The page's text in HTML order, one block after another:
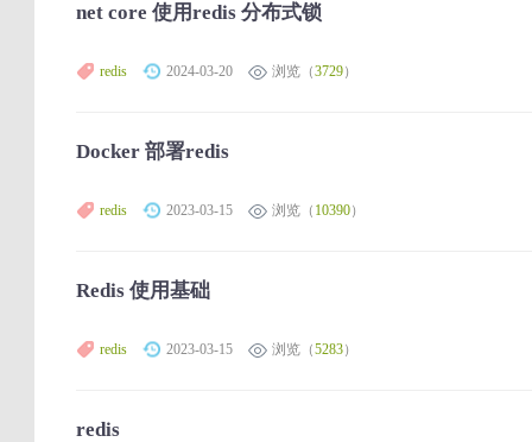
net core 使用redis 分布式锁
redis 2024-03-20 浏览（3729）
Docker 部署redis
redis 2023-03-15 浏览（ 10390）
Redis 使用基础
redis 2023-03-15 浏览（5283）
redis